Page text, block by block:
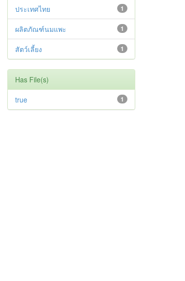
1
ประเทศไทย
1
ผลิตภัณฑ์นมแพะ
1
สัตว์เลี้ยง
Has File(s)
1
true